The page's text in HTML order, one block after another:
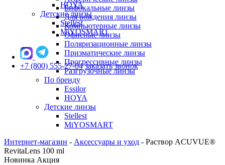
Бифокальные линзы
Для вождения линзы
Компьютерные линзы
Офисные линзы
Поляризационные линзы
Призматические линзы
Прогрессивные линзы
Разгрузочные линзы
По бренду
Essilor
HOYA
Детские линзы
Stellest
MiYOSMART
HOYA
Детские линзы
Stellest
MiYOSMART
+7 (800) 555-27-04 заказать звонок
Интернет-магазин - Аксессуары и уход - Раствор ACUVUE®
RevitaLens 100 ml
Новинка Акция